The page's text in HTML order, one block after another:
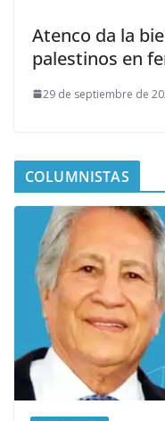
Atenco da la
palestinos en
29 de septiembre de
COLUMNISTAS